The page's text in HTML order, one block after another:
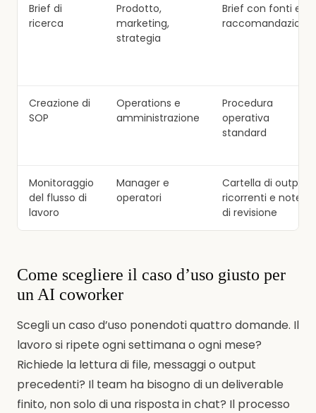
Brief di
ricerca
Prodotto,
marketing,
strategia
Brief con fonti e
raccomandazioni
Creazione di
SOP
Operations e
amministrazione
Procedura
operativa
standard
Monitoraggio
del flusso di
lavoro
Manager e
operatori
Cartella di output
ricorrenti e note
di revisione
Come scegliere il caso d’uso giusto per
un AI coworker
Scegli un caso d’uso ponendoti quattro domande. Il
lavoro si ripete ogni settimana o ogni mese?
Richiede la lettura di file, messaggi o output
precedenti? Il team ha bisogno di un deliverable
finito, non solo di una risposta in chat? Il processo